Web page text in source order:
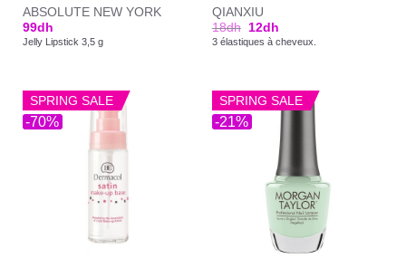
ABSOLUTE NEW YORK
99dh
Jelly Lipstick 3,5 g
QIANXIU
18dh 12dh
3 élastiques à cheveux.
-70%
SPRING SALE
-21%
SPRING SALE